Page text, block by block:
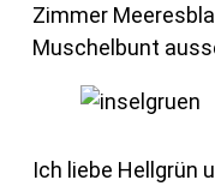
Zimmer
Muschelbunt
Ich liebe Hellgrün